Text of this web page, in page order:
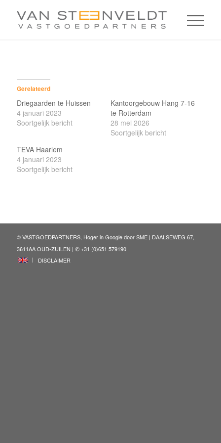
Gerelateerd
Driegaarden te Huissen
4 januari 2023
Soortgelijk bericht
Kantoorgebouw Hang 7-16
te Rotterdam
28 mei 2026
Soortgelijk bericht
TEVA Haarlem
4 januari 2023
Soortgelijk bericht
© VASTGOEDPARTNERS, Hoger in Google doorSME| DAALSEWEG 67,
3611AA OUD-ZUILEN | ✆ +31 (0)651 579190
ENG
DISCLAIMER